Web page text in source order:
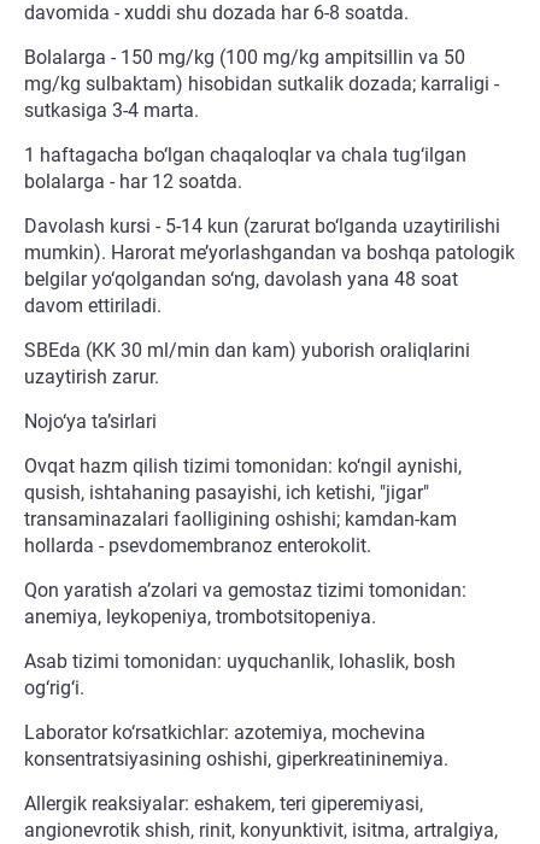
davomida - xuddi shu dozada har 6-8 soatda.
Bolalarga - 150 mg/kg (100 mg/kg ampitsillin va 50
mg/kg sulbaktam) hisobidan sutkalik dozada; karraligi -
sutkasiga 3-4 marta.
1 haftagacha bo‘lgan chaqaloqlar va chala tug‘ilgan
bolalarga - har 12 soatda.
Davolash kursi - 5-14 kun (zarurat bo‘lganda uzaytirilishi
mumkin). Harorat me’yorlashgandan va boshqa patologik
belgilar yo‘qolgandan so‘ng, davolash yana 48 soat
davom ettiriladi.
SBEda (KK 30 ml/min dan kam) yuborish oraliqlarini
uzaytirish zarur.
Nojo‘ya ta’sirlari
Ovqat hazm qilish tizimi tomonidan: ko‘ngil aynishi,
qusish, ishtahaning pasayishi, ich ketishi, "jigar"
transaminazalari faolligining oshishi; kamdan-kam
hollarda - psevdomembranoz enterokolit.
Qon yaratish a’zolari va gemostaz tizimi tomonidan:
anemiya, leykopeniya, trombotsitopeniya.
Asab tizimi tomonidan: uyquchanlik, lohaslik, bosh
og‘rig‘i.
Laborator ko‘rsatkichlar: azotemiya, mochevina
konsentratsiyasining oshishi, giperkreatininemiya.
Allergik reaksiyalar: eshakem, teri giperemiyasi,
angionevrotik shish, rinit, konyunktivit, isitma, artralgiya,